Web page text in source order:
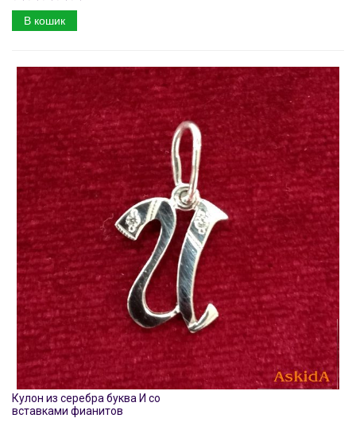
В кошик
Кулон из серебра буква И со
вставками фианитов